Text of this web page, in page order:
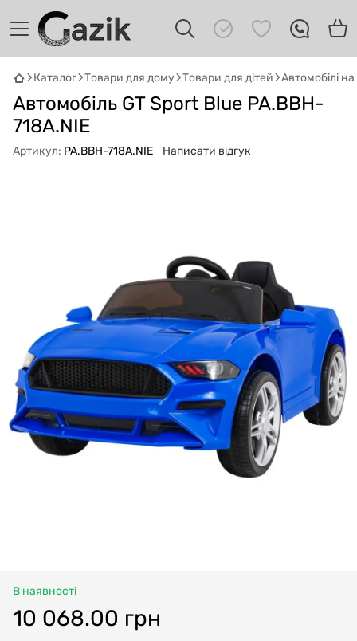
Каталог Товари для дому Товари для дітей Автомобілі
Автомобіль GT Sport Blue PA.BBH-
718A.NIE
Артикул: PA.BBH-718A.NIE Написати відгук
В наявності
10 068.00 грн
GAZIKAI
Онлайн · пошук техніки